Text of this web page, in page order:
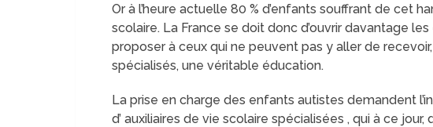
Or à l’heure actuelle 80 % d’enfants souffrant de cet
scolaire. La France se doit donc d’ouvrir davantage
proposer à ceux qui ne peuvent pas y aller de
spécialisés, une véritable éducation.
La prise en charge des enfants autistes demandent
d’ auxiliaires de vie scolaire spécialisées , qui à ce